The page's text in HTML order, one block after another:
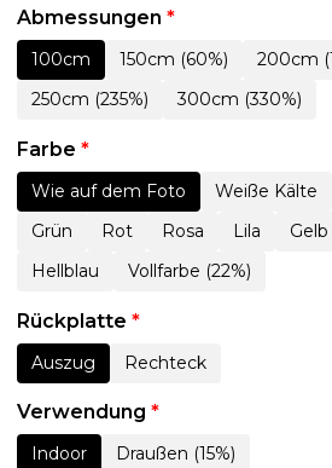
Abmessungen *
100cm 150cm (60%)
200cm
250cm (235%)
300cm (330%)
Farbe *
Wie auf dem Foto Weiße Kälte
Grün
Rot Rosa Lila Gelb
Hellblau
Vollfarbe (22%)
Rückplatte *
Auszug Rechteck
Verwendung *
Indoor Draußen (15%)